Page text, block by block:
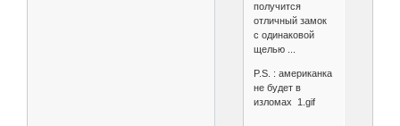
получится
отличный замок
с одинаковой
щелью ...
P.S. : американка
не будет в
изломах 1.gif